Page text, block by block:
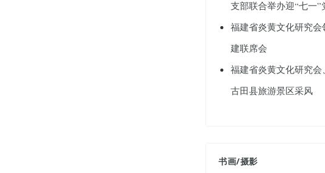
支部联合举办迎“七一”
福建省炎黄文化研究
建联席会
福建省炎黄文化研究
古田县旅游景区采风
书画/摄影